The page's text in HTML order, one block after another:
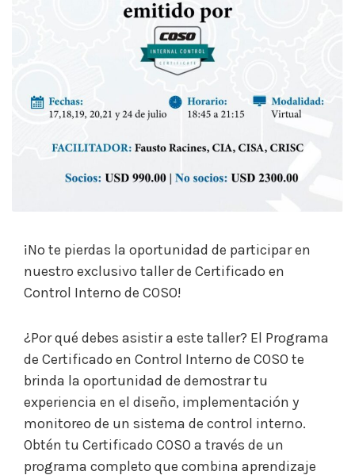
¡No te pierdas la oportunidad de participar en
nuestro exclusivo taller de Certificado en
Control Interno de COSO!
¿Por qué debes asistir a este taller? El Programa
de Certificado en Control Interno de COSO te
brinda la oportunidad de demostrar tu
experiencia en el diseño, implementación y
monitoreo de un sistema de control interno.
Obtén tu Certificado COSO a través de un
programa completo que combina aprendizaje